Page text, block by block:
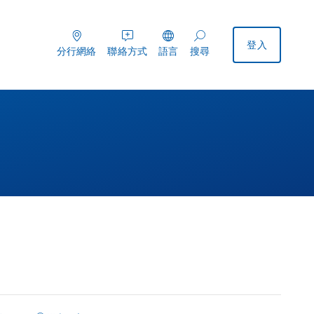
分行網絡
分行網絡 聯絡方式
聯絡方式 語言 搜尋
搜尋
登入